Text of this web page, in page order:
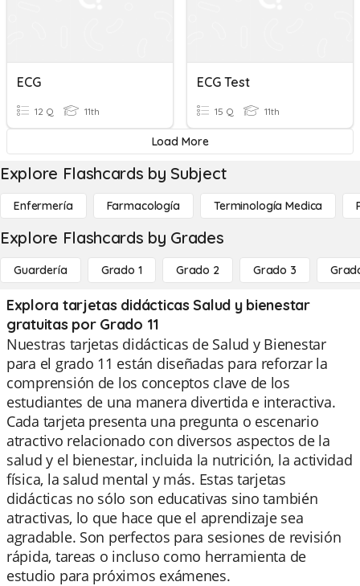
ECG
12 Q 11th
ECG Test
15 Q 11th
Load More
Explore Flashcards by Subject
Enfermería Farmacología Terminología Medica
Explore Flashcards by Grades
Guardería Grado 1 Grado 2 Grado 3
Explora tarjetas didácticas Salud y bienestar
gratuitas por Grado 11
Nuestras tarjetas didácticas de Salud y Bienestar
para el grado 11 están diseñadas para reforzar la
comprensión de los conceptos clave de los
estudiantes de una manera divertida e interactiva.
Cada tarjeta presenta una pregunta o escenario
atractivo relacionado con diversos aspectos de la
salud y el bienestar, incluida la nutrición, la actividad
física, la salud mental y más. Estas tarjetas
didácticas no sólo son educativas sino también
atractivas, lo que hace que el aprendizaje sea
agradable. Son perfectos para sesiones de revisión
rápida, tareas o incluso como herramienta de
estudio para próximos exámenes.